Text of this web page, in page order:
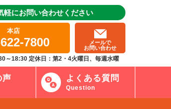
軽にお問い合わせください
本店
7800
メールで
お問い合わせ
～18:30 定休日：第2・4火曜日、毎週水曜
声 よくある質問
Question